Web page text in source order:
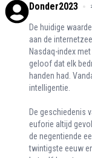
Donder2023
De huidige
aan de
Nasdaq-index
geloof dat elk
handen had.
intelligentie.
De geschiedenis
euforie altijd
de negentiende
twintigste eeuw